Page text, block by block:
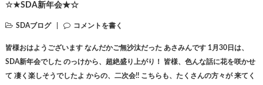
☆★SDA新年会★☆
SDAブログ コメントを書く
皆様おはようございます なんだかご無沙汰だった あさみんです 1月30日は、
SDA新年会でした のっけから、超絶盛り上がり！ 皆様、色んな話に花を咲かせ
て 凄く楽しそうでしたよ からの、二次会!! こちらも、たくさんの方々が 来てく